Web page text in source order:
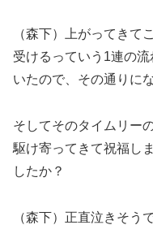
（森下）上がってきて
受けるっていう1連の
いたので、その通りに
そしてそのタイムリー
駆け寄ってきて祝福し
したか？
（森下）正直泣きそう